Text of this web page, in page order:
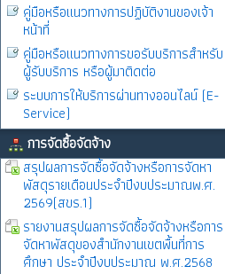
คู่มือหรือแนวทางการปฏิบัติงานของเจ้า
หน้าที่
คู่มือหรือแนวทางการขอรับบริการสำหรับ
ผู้รับบริการ หรือผู้มาติดต่อ
ระบบการให้บริการผ่านทางออนไลน์ (E-
Service)
การจัดซื้อจัดจ้าง
สรุปผลการจัดซื้อจัดจ้างหรือการจัดหา
พัสดุรายเดือนประจำปีงบประมาณพ.ศ.
2569(สขร.1)
รายงานสรุปผลการจัดซื้อจัดจ้างหรือการ
จัดหาพัสดุของสำนักงานเขตพื้นที่การ
ศึกษา ประจำปีงบประมาณ พ.ศ.2568